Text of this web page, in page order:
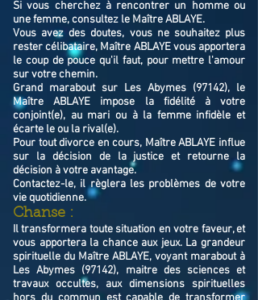
Si vous cherchez à rencontrer un homme ou
une femme, consultez le Maître ABLAYE.
Vous avez des doutes, vous ne souhaitez plus
rester célibataire, Maître ABLAYE vous apportera
le coup de pouce qu'il faut, pour mettre l'amour
sur votre chemin.
Grand marabout sur Les Abymes (97142), le
Maître ABLAYE impose la fidélité à votre
conjoint(e), au mari ou à la femme infidèle et
écarte le ou la rival(e).
Pour tout divorce en cours, Maître ABLAYE influe
sur la décision de la justice et retourne la
décision à votre avantage.
Contactez-le, il règlera les problèmes de votre
vie quotidienne.
Chanse :
Il transformera toute situation en votre faveur, et
vous apportera la chance aux jeux. La grandeur
spirituelle du Maître ABLAYE, voyant marabout à
Les Abymes (97142), maitre des sciences et
travaux occultes, aux dimensions spirituelles